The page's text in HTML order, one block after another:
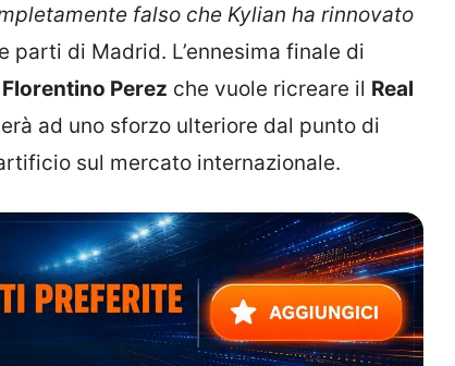
falso che Kylian ha rinnovato
parti di Madrid. L’ennesima finale di
Florentino Perez che vuole ricreare il Real
ad uno sforzo ulteriore dal punto di
sul mercato internazionale.